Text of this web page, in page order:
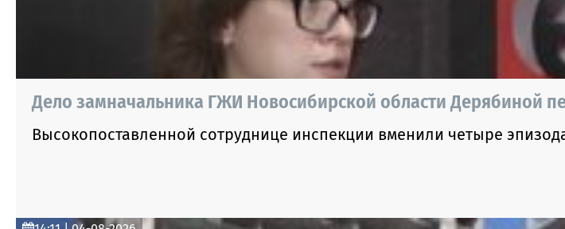
Дело замначальника ГЖИ Новосибирской области Дерябиной
Высокопоставленной сотруднице инспекции вменили четыре